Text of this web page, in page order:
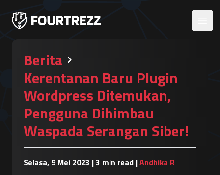
Berita
Kerentanan Baru Plugin
Wordpress Ditemukan,
Pengguna Dihimbau
Waspada Serangan Siber!
Selasa, 9 Mei 2023 |3 min read |Andhika R